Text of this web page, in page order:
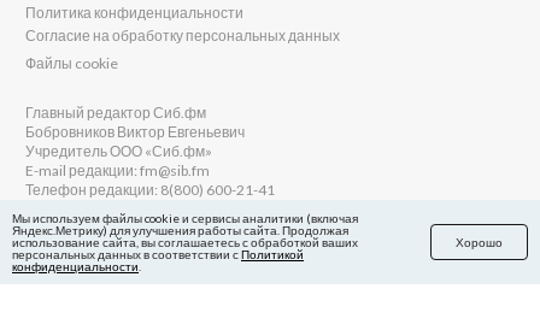
Политика конфиденциальности
Согласие на обработку персональных данных
Файлы cookie
Главный редактор Сиб.фм
Бобровников Виктор Евгеньевич
Учредитель ООО «Сиб.фм»
E-mail редакции: fm@sib.fm
Телефон редакции: 8(800) 600-21-41
Сайт разработан и поддерживается Технодзен
Мы используем файлы cookie и сервисы аналитики (включая
Яндекс.Метрику) для улучшения работы сайта. Продолжая
использование сайта, вы соглашаетесь с обработкой ваших
персональных данных в соответствии сПолитикой
конфиденциальности
Хорошо